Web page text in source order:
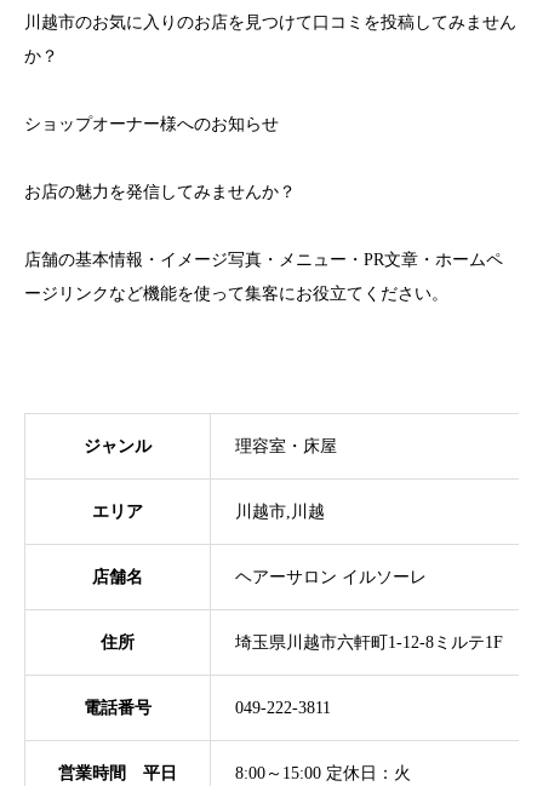
川越市のお気に入りのお店を見つけて口コミを投稿してみません
か？
ショップオーナー様へのお知らせ
お店の魅力を発信してみませんか？
店舗の基本情報・イメージ写真・メニュー・PR文章・ホームペ
ージリンクなど機能を使って集客にお役立てください。
ジャンル 理容室・床屋
エリア 川越市,川越
店舗名 ヘアーサロン イルソーレ
住所 埼玉県川越市六軒町1-12-8ミルテ1F
電話番号 049-222-3811
営業時間 平日 8:00～15:00 定休日：火